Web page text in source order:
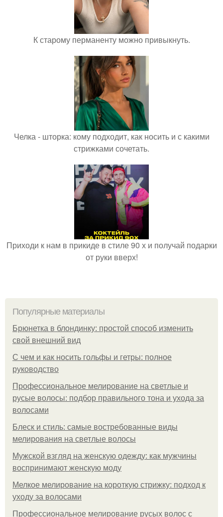
К старому перманенту можно привыкнуть.
Челка - шторка: кому подходит, как носить и с какими
стрижками сочетать.
Приходи к нам в прикиде в стиле 90 х и получай подарки
от руки вверх!
Популярные материалы
Брюнетка в блондинку: простой способ изменить
свой внешний вид
С чем и как носить гольфы и гетры: полное
руководство
Профессиональное мелирование на светлые и
русые волосы: подбор правильного тона и ухода за
волосами
Блеск и стиль: самые востребованные виды
мелирования на светлые волосы
Мужской взгляд на женскую одежду: как мужчины
воспринимают женскую моду
Мелкое мелирование на короткую стрижку: подход к
уходу за волосами
Профессиональное мелирование русых волос с